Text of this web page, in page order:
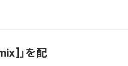
」を配